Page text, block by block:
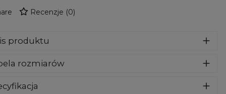
Recenzje (0)
produktu
materiału. Klasyczny kaptur i przednie kieszenie dadzą
wszelkich starań aby jakość spełniała Twoje
rozmiarów